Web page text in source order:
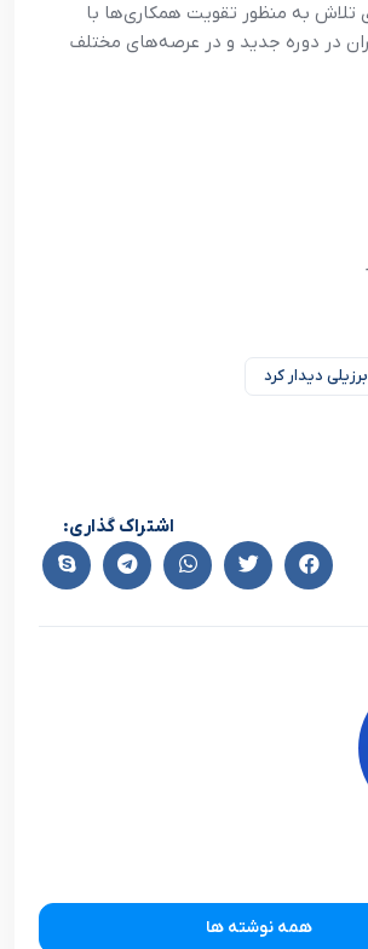
تلاش به منظور تقویت همکاری‌ها با
در دوره جدید و در عرصه‌های مختلف
دیدار کرد
اشتراک گذاری:
همه نوشته ها